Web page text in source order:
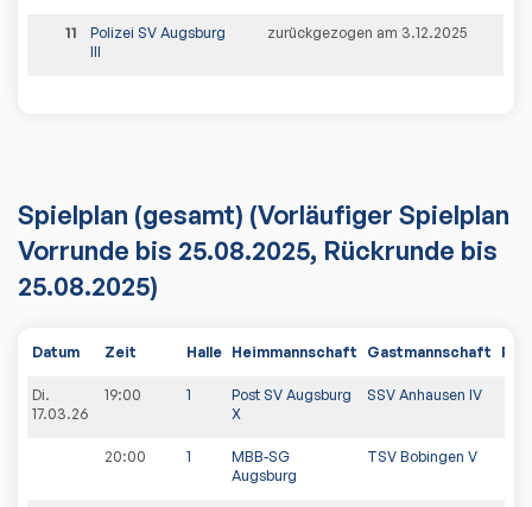
11
Polizei SV Augsburg
III
zurückgezogen am 3.12.2025
Spielplan (gesamt) (Vorläufiger Spielplan
Vorrunde bis 25.08.2025, Rückrunde bis
25.08.2025)
Datum Zeit Halle Heimmannschaft Gastmannschaft PDF
Di.
17.03.26
19:00 1
Post SV Augsburg
X
SSV Anhausen IV
20:00 1
MBB-SG
Augsburg
TSV Bobingen V